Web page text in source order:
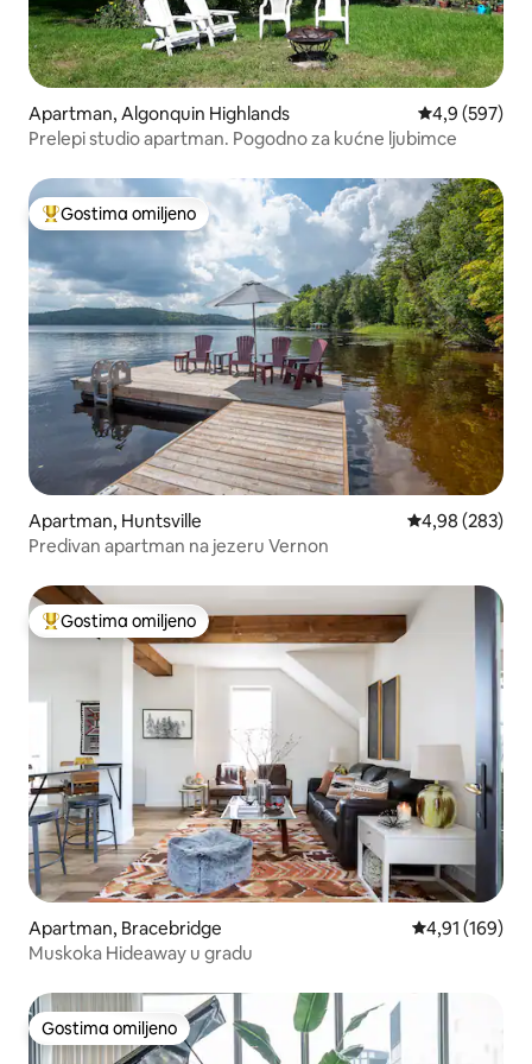
Apartman, Algonquin Highlands Prosečna
4,9 (597)
Prelepi studio apartman. Pogodno za kućne ljubimce
Najuspešniji među gostima omiljenim
Gostima omiljeno
Apartman, Huntsville Prosečna
4,98 (283)
Predivan apartman na jezeru Vernon
Najuspešniji među gostima omiljenim
Gostima omiljeno
Apartman, Bracebridge Prosečna
4,91 (169)
Muskoka Hideaway u gradu
Gostima omiljeno
Gostima omiljeno